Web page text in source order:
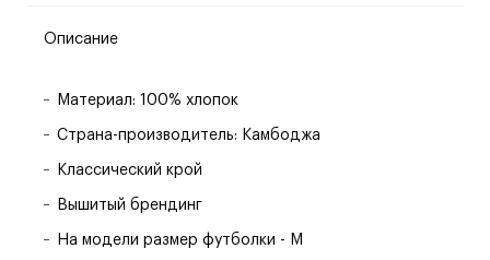
Описание
Материал: 100% хлопок
Страна-производитель: Камбоджа
Классический крой
Вышитый брендинг
На модели размер футболки - M